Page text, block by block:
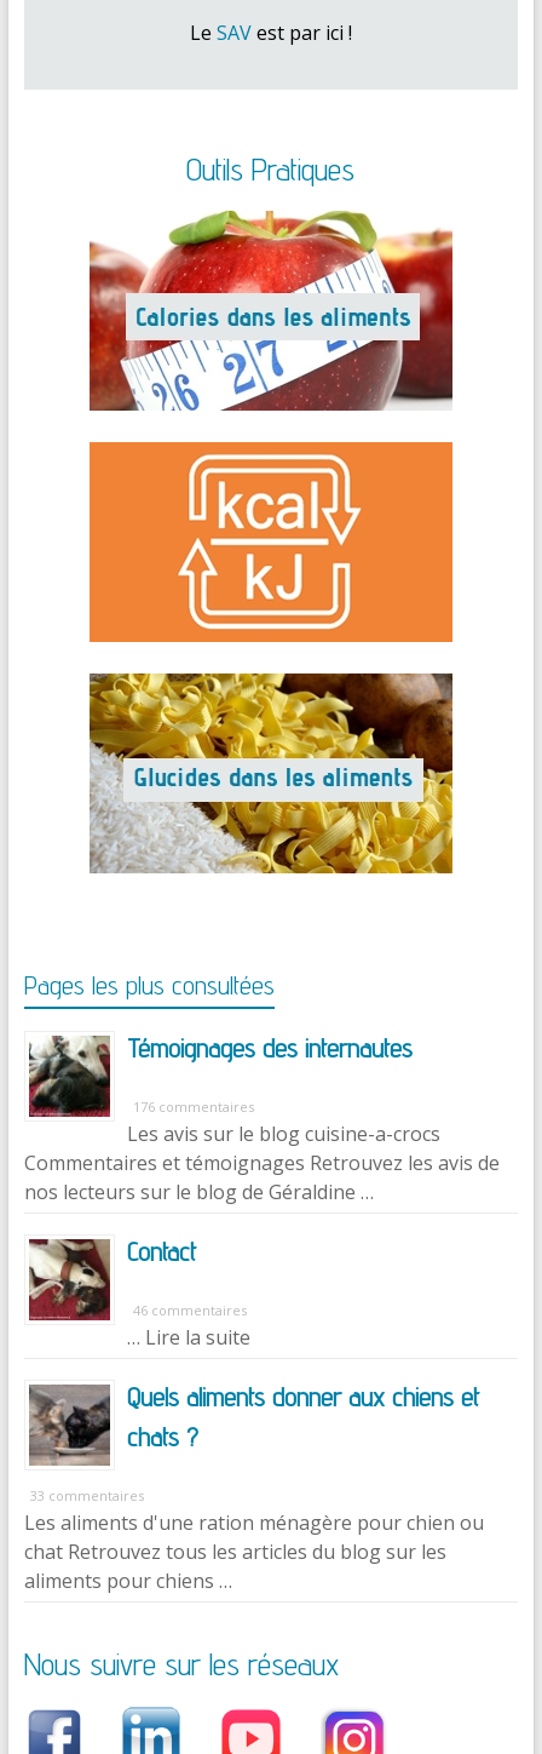
Le SAVest par ici !
Outils Pratiques
Pages les plus consultées
Témoignages des internautes
176 commentaires
Les avis sur le blog cuisine-a-crocs
Commentaires et témoignages Retrouvez les avis de
nos lecteurs sur le blog de Géraldine …
Contact
46 commentaires
… Lire la suite
Quels aliments donner aux chiens et
chats ?
33 commentaires
Les aliments d'une ration ménagère pour chien ou
chat Retrouvez tous les articles du blog sur les
aliments pour chiens …
Nous suivre sur les réseaux